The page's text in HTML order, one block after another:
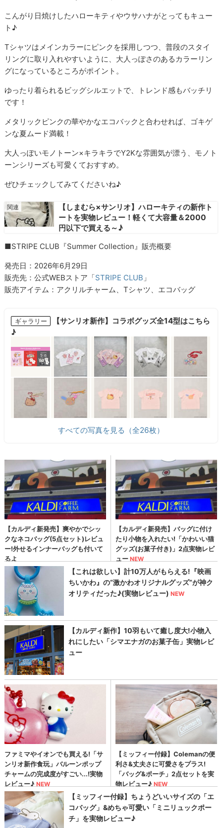
こんがり日焼けしたハローキティやウサハナがとってもキュー
ト♪
Tシャツはメインカラーにピンクを採用しつつ、普段のスタイ
リングに取り入れやすいように、大人っぽさのあるカラーリン
グになっているところがポイント。
ゆったり着られるビッグシルエットで、トレンド感もバッチリ
です！
メタリックピンクの華やかなエコバックと合わせれば、ゴキゲ
ンな夏ムード満載！
大人っぽいモノトーン×キラキラでY2Kな雰囲気が漂う、モノト
ーンシリーズも可愛くておすすめ。
ぜひチェックしてみてくださいね♪
【しまむら×サンリオ】ハローキティの新作ト
ートを実物レビュー！軽くて大容量＆2000
円以下で買える～♪
■STRIPE CLUB『Summer Collection』販売概要
発売日：2026年6月29日
販売先：公式WEBストア「STRIPE CLUB 」
販売アイテム：アクリルチャーム、Tシャツ、エコバッグ
ギャラリー
【サンリオ新作】コラボグッズ全14型はこちら
♪
すべての写真を見る（全26枚）